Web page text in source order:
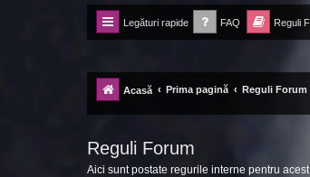
Legături rapide FAQ Reguli
Forum Ecolomania™®
-= Idei pentru viitor =-
Acasă Prima pagină Reguli Forum
Reguli Forum
Aici sunt postate regurile interne pentru